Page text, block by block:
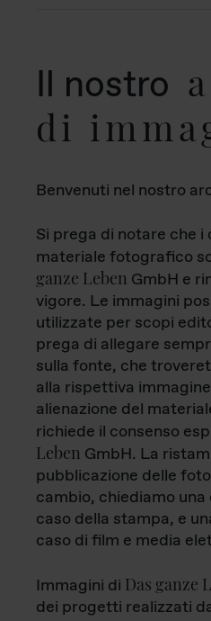
Il nostro
di
Benvenuti nel nostro
Si prega di notare che
materiale fotografico
ganze Leben GmbH e
vigore. Le immagini
utilizzate per scopi
prega di allegare
sulla fonte, che
alla rispettiva
alienazione del
richiede il consenso
Leben GmbH. La
pubblicazione delle
cambio, chiediamo
caso della stampa, e
caso di film e media
Immagini di Das ganze
dei progetti realizzati